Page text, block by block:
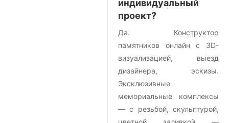
индивидуальный
проект?
Да. Конструктор
памятников онлайн с 3D-
визуализацией, выезд
дизайнера, эскизы.
Эксклюзивные
мемориальные комплексы
— с резьбой, скульптурой,